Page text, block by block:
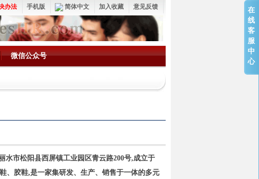
意见反馈
加入收藏
简体中文
手机版
办法
微信公众号
市松阳县西屏镇工业园区青云路200号,成立于
、胶鞋,是一家集研发、生产、销售于一体的多元
在
线
客
服
中
心